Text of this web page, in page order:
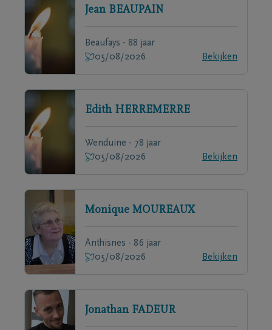
Jean BEAUPAIN
Beaufays - 88 jaar
05/08/2026
Bekijken
Edith HERREMERRE
Wenduine - 78 jaar
05/08/2026
Bekijken
Monique MOUREAUX
Anthisnes - 86 jaar
05/08/2026
Bekijken
Jonathan FADEUR